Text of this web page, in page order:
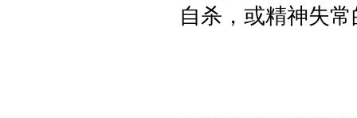
自杀，或精神失